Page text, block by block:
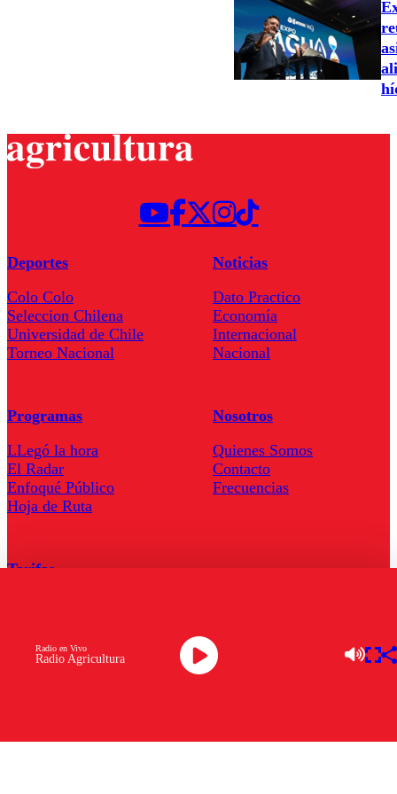
Radio Agricultura
Radio en Vivo
Deportes
Colo Colo
Seleccion Chilena
Universidad de Chile
Torneo Nacional
Noticias
Dato Practico
Economía
Internacional
Nacional
Programas
LLegó la hora
El Radar
Enfoqué Público
Hoja de Ruta
Nosotros
Quienes Somos
Contacto
Frecuencias
Tarifas
Descarga la APP